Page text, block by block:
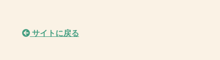
サイトに戻る